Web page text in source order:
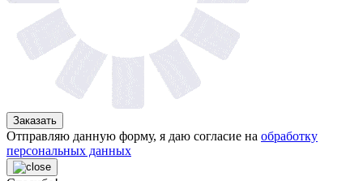
Заказать
Отправляю данную форму, я даю согласие на обработку
персональных данных